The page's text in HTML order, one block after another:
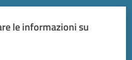
le informazioni su